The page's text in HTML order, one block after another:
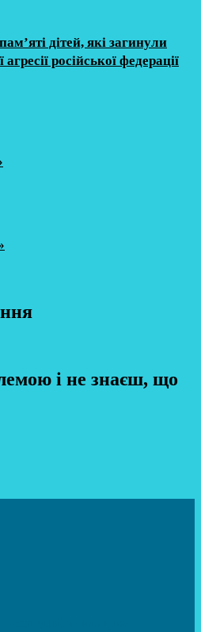
дітей, які загинули
російської федерації
і не знаєш, що